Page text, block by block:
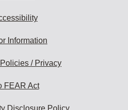
Information
/ Privacy
FEAR Act
Disclosure Policy